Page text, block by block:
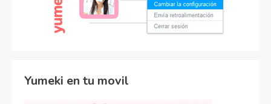
Yumeki en tu movil